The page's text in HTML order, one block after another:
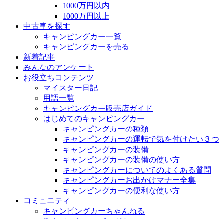
1000万円以内
1000万円以上
中古車を探す
キャンピングカー一覧
キャンピングカーを売る
新着記事
みんなのアンケート
お役立ちコンテンツ
マイスター日記
用語一覧
キャンピングカー販売店ガイド
はじめてのキャンピングカー
キャンピングカーの種類
キャンピングカーの運転で気を付けたい３
キャンピングカーの装備
キャンピングカーの装備の使い方
キャンピングカーについてのよくある質問
キャンピングカーお出かけマナー全集
キャンピングカーの便利な使い方
コミュニティ
キャンピングカーちゃんねる